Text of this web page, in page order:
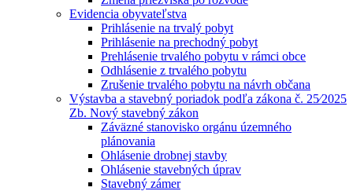
Evidencia obyvateľstva
Prihlásenie na trvalý pobyt
Prihlásenie na prechodný pobyt
Prehlásenie trvalého pobytu v rámci obce
Odhlásenie z trvalého pobytu
Zrušenie trvalého pobytu na návrh občana
Výstavba a stavebný poriadok podľa zákona č. 25⁄2025
Zb. Nový stavebný zákon
Záväzné stanovisko orgánu územného
plánovania
Ohlásenie drobnej stavby
Ohlásenie stavebných úprav
Stavebný zámer